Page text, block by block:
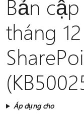
Bản
tháng
Áp dụng cho